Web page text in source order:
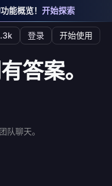
能概览！ 开始探索
登录 开始使用
答案。
队聊天。